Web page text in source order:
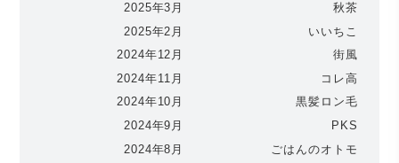
2025年3月
2025年2月
2024年12月
2024年11月
2024年10月
2024年9月
2024年8月
秋茶
いいちこ
街風
コレ高
黒髪ロン毛
PKS
ごはんのオトモ